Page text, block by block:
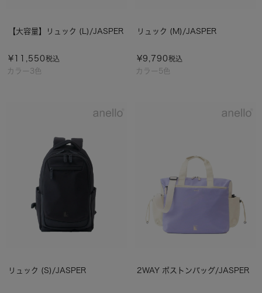
カラー3色
【大容量】リュック (L)/JASPER
¥ 11,550税込
カラー5色
リュック (M)/JASPER
¥9,790税込
リュック (S)/JASPER 2WAY ボストンバッグ/JASPER